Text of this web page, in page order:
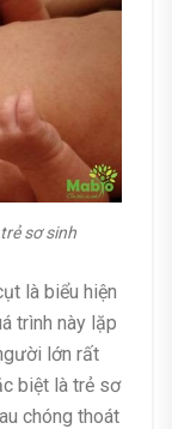
sơ sinh
là biểu hiện
trình này lặp
lớn rất
biệt là trẻ sơ
chóng thoát